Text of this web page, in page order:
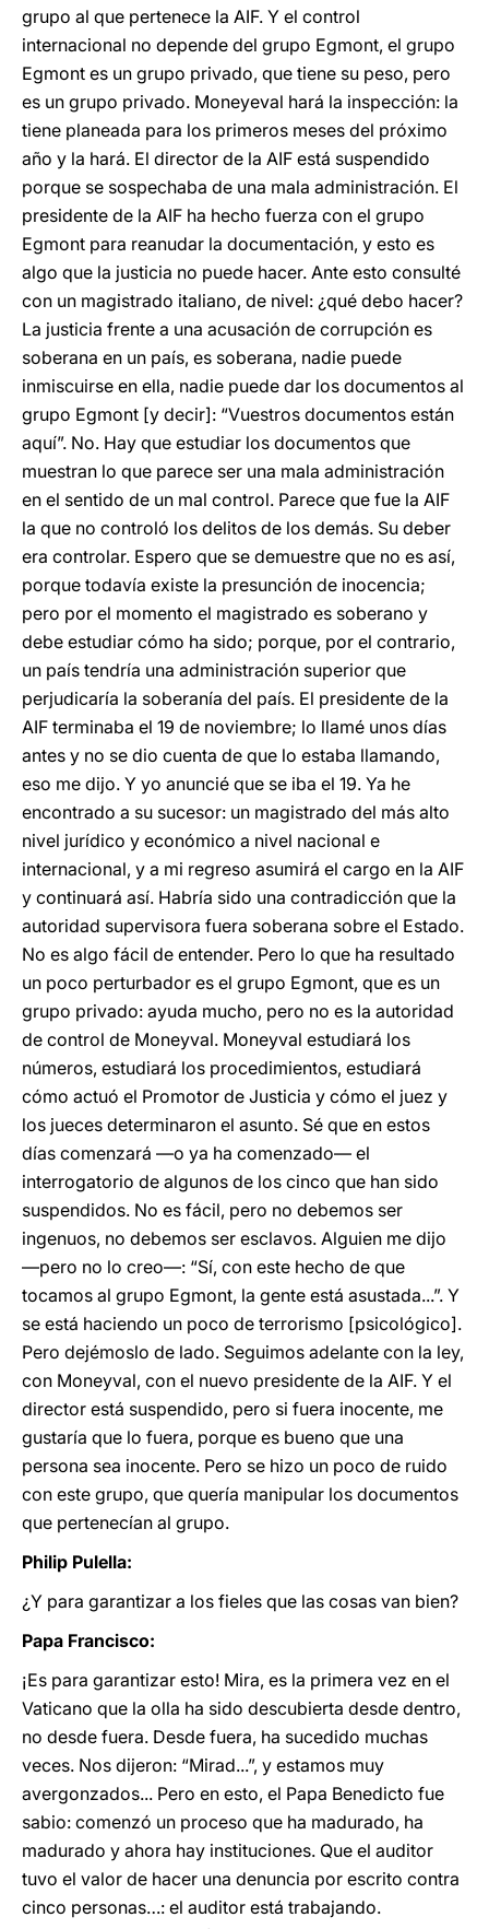
grupo al que pertenece la AIF. Y el control
internacional no depende del grupo Egmont, el grupo
Egmont es un grupo privado, que tiene su peso, pero
es un grupo privado. Moneyeval hará la inspección: la
tiene planeada para los primeros meses del próximo
año y la hará. El director de la AIF está suspendido
porque se sospechaba de una mala administración. El
presidente de la AIF ha hecho fuerza con el grupo
Egmont para reanudar la documentación, y esto es
algo que la justicia no puede hacer. Ante esto consulté
con un magistrado italiano, de nivel: ¿qué debo hacer?
La justicia frente a una acusación de corrupción es
soberana en un país, es soberana, nadie puede
inmiscuirse en ella, nadie puede dar los documentos al
grupo Egmont [y decir]: “Vuestros documentos están
aquí”. No. Hay que estudiar los documentos que
muestran lo que parece ser una mala administración
en el sentido de un mal control. Parece que fue la AIF
la que no controló los delitos de los demás. Su deber
era controlar. Espero que se demuestre que no es así,
porque todavía existe la presunción de inocencia;
pero por el momento el magistrado es soberano y
debe estudiar cómo ha sido; porque, por el contrario,
un país tendría una administración superior que
perjudicaría la soberanía del país. El presidente de la
AIF terminaba el 19 de noviembre; lo llamé unos días
antes y no se dio cuenta de que lo estaba llamando,
eso me dijo. Y yo anuncié que se iba el 19. Ya he
encontrado a su sucesor: un magistrado del más alto
nivel jurídico y económico a nivel nacional e
internacional, y a mi regreso asumirá el cargo en la AIF
y continuará así. Habría sido una contradicción que la
autoridad supervisora fuera soberana sobre el Estado.
No es algo fácil de entender. Pero lo que ha resultado
un poco perturbador es el grupo Egmont, que es un
grupo privado: ayuda mucho, pero no es la autoridad
de control de Moneyval. Moneyval estudiará los
números, estudiará los procedimientos, estudiará
cómo actuó el Promotor de Justicia y cómo el juez y
los jueces determinaron el asunto. Sé que en estos
días comenzará ―o ya ha comenzado― el
interrogatorio de algunos de los cinco que han sido
suspendidos. No es fácil, pero no debemos ser
ingenuos, no debemos ser esclavos. Alguien me dijo
―pero no lo creo―: “Sí, con este hecho de que
tocamos al grupo Egmont, la gente está asustada...”. Y
se está haciendo un poco de terrorismo [psicológico].
Pero dejémoslo de lado. Seguimos adelante con la ley,
con Moneyval, con el nuevo presidente de la AIF. Y el
director está suspendido, pero si fuera inocente, me
gustaría que lo fuera, porque es bueno que una
persona sea inocente. Pero se hizo un poco de ruido
con este grupo, que quería manipular los documentos
que pertenecían al grupo.
Philip Pulella:
¿Y para garantizar a los fieles que las cosas van bien?
Papa Francisco:
¡Es para garantizar esto! Mira, es la primera vez en el
Vaticano que la olla ha sido descubierta desde dentro,
no desde fuera. Desde fuera, ha sucedido muchas
veces. Nos dijeron: “Mirad...”, y estamos muy
avergonzados... Pero en esto, el Papa Benedicto fue
sabio: comenzó un proceso que ha madurado, ha
madurado y ahora hay instituciones. Que el auditor
tuvo el valor de hacer una denuncia por escrito contra
cinco personas…: el auditor está trabajando.